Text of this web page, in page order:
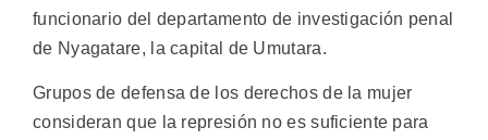
funcionario del departamento de investigación penal
de Nyagatare, la capital de Umutara.
Grupos de defensa de los derechos de la mujer
consideran que la represión no es suficiente para